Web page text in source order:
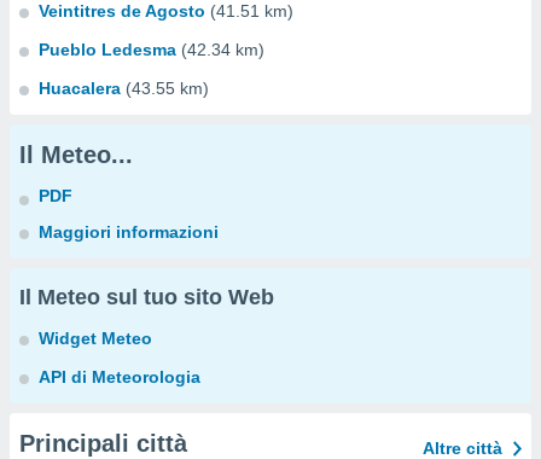
Veintitres de Agosto (41.51 km)
Pueblo Ledesma (42.34 km)
Huacalera (43.55 km)
Il Meteo...
PDF
Maggiori informazioni
Il Meteo sul tuo sito Web
Widget Meteo
API di Meteorologia
Principali città Altre città